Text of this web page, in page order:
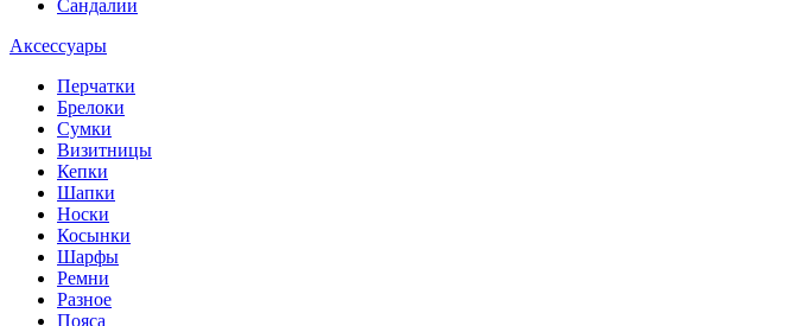
Сандалии
Аксессуары
Перчатки
Брелоки
Сумки
Визитницы
Кепки
Шапки
Носки
Косынки
Шарфы
Ремни
Разное
Пояса